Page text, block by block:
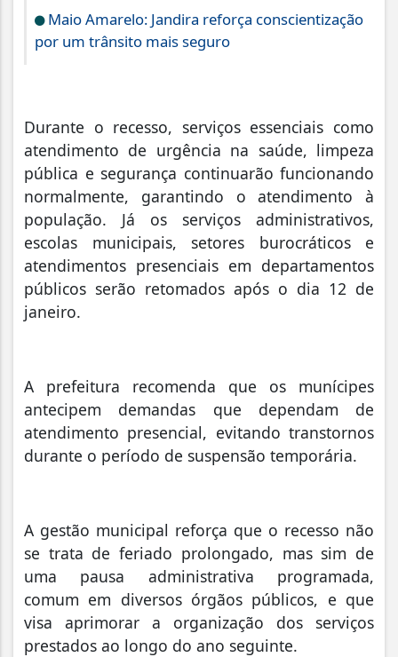
Maio Amarelo: Jandira reforça conscientização
por um trânsito mais seguro
Durante o recesso, serviços essenciais como
atendimento de urgência na saúde, limpeza
pública e segurança continuarão funcionando
normalmente, garantindo o atendimento à
população. Já os serviços administrativos,
escolas municipais, setores burocráticos e
atendimentos presenciais em departamentos
públicos serão retomados após o dia 12 de
janeiro.
A prefeitura recomenda que os munícipes
antecipem demandas que dependam de
atendimento presencial, evitando transtornos
durante o período de suspensão temporária.
A gestão municipal reforça que o recesso não
se trata de feriado prolongado, mas sim de
uma pausa administrativa programada,
comum em diversos órgãos públicos, e que
visa aprimorar a organização dos serviços
prestados ao longo do ano seguinte.